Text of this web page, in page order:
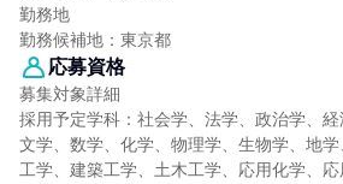
勤務地
勤務候補地：東京都
応募資格
募集対象詳細
採用予定学科：社会学、法学、政治学、
文学、数学、化学、物理学、生物学、地
工学、建築工学、土木工学、応用化学、